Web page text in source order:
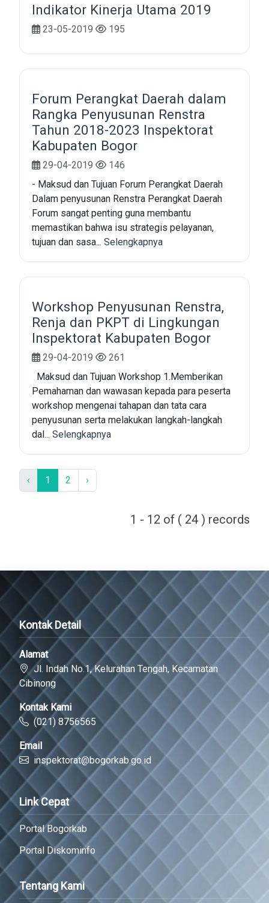
Indikator Kinerja Utama 2019
23-05-2019 195
Forum Perangkat Daerah dalam
Rangka Penyusunan Renstra
Tahun 2018-2023 Inspektorat
Kabupaten Bogor
29-04-2019
146
- Maksud dan Tujuan Forum Perangkat Daerah
Dalam penyusunan Renstra Perangkat Daerah
Forum sangat penting guna membantu
memastikan bahwa isu strategis pelayanan,
tujuan dan sasa... Selengkapnya
Workshop Penyusunan Renstra,
Renja dan PKPT di Lingkungan
Inspektorat Kabupaten Bogor
29-04-2019
261
Maksud dan Tujuan Workshop 1.Memberikan
Pemahaman dan wawasan kepada para peserta
workshop mengenai tahapan dan tata cara
penyusunan serta melakukan langkah-langkah
dal... Selengkapnya
‹ 1 2 ›
1 - 12 of ( 24 ) records
Kontak Detail
Alamat
Jl. Indah No.1, Kelurahan Tengah, Kecamatan
Cibinong
Kontak Kami
(021) 8756565
Email
inspektorat@bogorkab.go.id
Link Cepat
Portal Bogorkab
Portal Diskominfo
Tentang Kami